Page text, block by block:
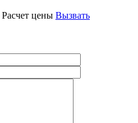
Расчет цены Вызвать